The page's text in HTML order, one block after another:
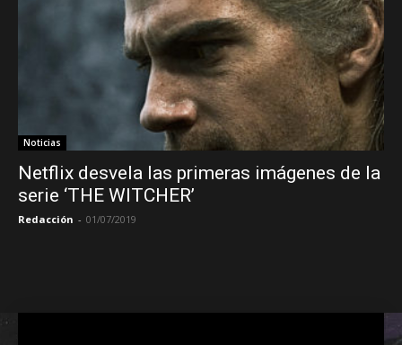
Noticias
Netflix desvela las primeras imágenes de la
serie ‘THE WITCHER’
Redacción - 01/07/2019